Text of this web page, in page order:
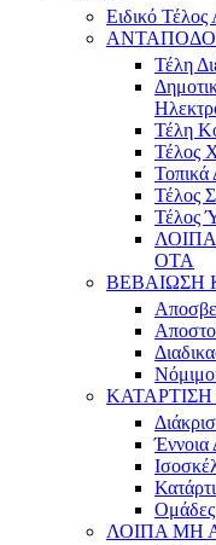
Ειδικό
Τέλη
Τέλη
Τέλος
Τοπικά
Τέλος
Τέλος
ΟΤΑ
ΒΕΒΑΙΩΣΗ
ΛΟΙΠΑ ΜΗ